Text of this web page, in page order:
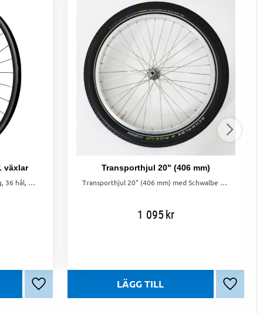
växlar
Bakhjul 622-21 med aluminiumfälg, 36 hål, 8-11 växlar och 160mm bromsskiva. Snabbkoppling och hållbar konstruktion.
Lägg till i favoriter
Transporthjul 20" (406 mm)
Transporthjul 20" (406 mm) med Schwalbe däck, aluminiumfälg, 36 Hål, punkteringsskydd och slang. För säker och pålitlig transport.
1 095kr
Lägg